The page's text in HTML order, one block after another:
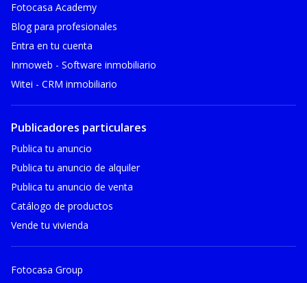
Fotocasa Academy
Blog para profesionales
Entra en tu cuenta
Inmoweb - Software inmobiliario
Witei - CRM inmobiliario
Publicadores particulares
Publica tu anuncio
Publica tu anuncio de alquiler
Publica tu anuncio de venta
Catálogo de productos
Vende tu vivienda
Fotocasa Group